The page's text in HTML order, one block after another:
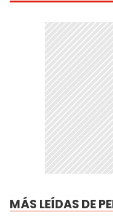
MÁS LEÍDAS DE